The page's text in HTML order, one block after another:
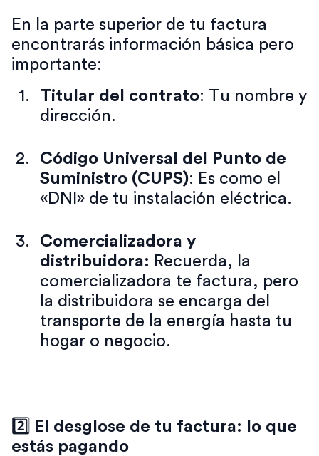
En la parte superior de tu factura
encontrarás información básica pero
importante:
Titular del contrato: Tu nombre y
dirección.
Código Universal del Punto de
Suministro (CUPS): Es como el
«DNI» de tu instalación eléctrica.
Comercializadora y
distribuidora: Recuerda, la
comercializadora te factura, pero
la distribuidora se encarga del
transporte de la energía hasta tu
hogar o negocio.
2️⃣
El desglose de tu factura: lo que
estás pagando